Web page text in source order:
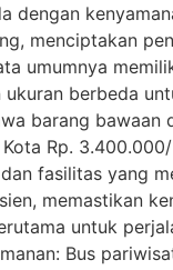
dengan
menciptakan
umumnya
berbeda
barang bawaan
Rp.
fasilitas yang
memastikan
untuk
Bus